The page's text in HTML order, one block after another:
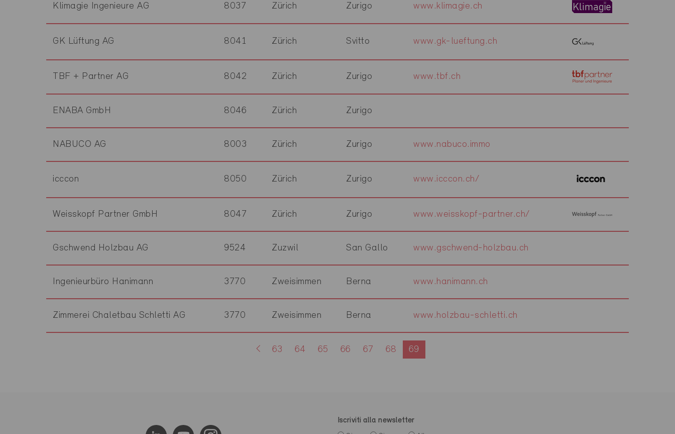
Klimagie Ingenieure AG 8037 Zürich Zurigo www.klimagie.ch
GK Lüftung AG 8041 Zürich Svitto www.gk-lueftung.ch
TBF + Partner AG 8042 Zürich Zurigo www.tbf.ch
ENABA GmbH 8046 Zürich Zurigo
NABUCO AG 8003 Zürich Zurigo www.nabuco.immo
icccon 8050 Zürich Zurigo www.icccon.ch/
Weisskopf Partner GmbH 8047 Zürich Zurigo www.weisskopf-partner.ch/
Gschwend Holzbau AG 9524 Zuzwil San Gallo www.gschwend-holzbau.ch
Ingenieurbüro Hanimann 3770 Zweisimmen Berna www.hanimann.ch
Zimmerei Chaletbau Schletti AG 3770 Zweisimmen Berna www.holzbau-schletti.ch
63 64 65 66 67 68 69
Iscriviti alla newsletter